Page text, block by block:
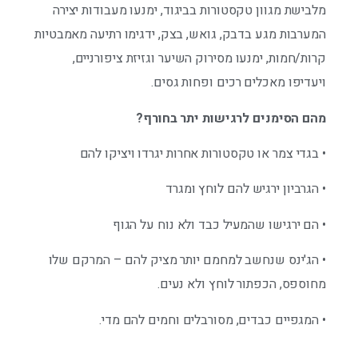
מלבישת מגוון טקסטורות בביגוד, ימנעו מעבודות יצירה
המערבות מגע בדבק, גואש, בצק, ידגימו רתיעה מאמבטיות
קרות/חמות, ימנעו מסירוק השיער וגזיזת ציפורניים,
ויעדיפו מאכלים רכים ופחות גסים.
מהם הסימנים לרגישות יתר בחורף?
• בגדי צמר או טקסטורות אחרות יגרדו ויציקו להם
• הגרביון ירגיש להם לוחץ ומגרד
• הם ירגישו שהמעיל כבד ולא נוח על הגוף
• הג'ינס שנחשב למחמם יותר מציק להם – המרקם שלו
מחוספס, הכפתור לוחץ ולא נעים.
• המגפיים כבדים, מסורבלים וחמים להם מדי.